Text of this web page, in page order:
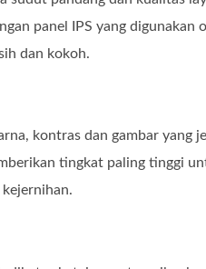
panel IPS yang digunakan
dan kokoh.
kontras dan gambar yang
tingkat paling tinggi